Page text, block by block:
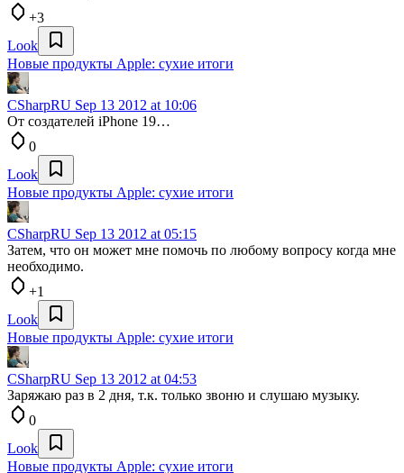
+3
Look
Новые продукты Apple: сухие итоги
CSharpRU Sep 13 2012 at 10:06
От создателей iPhone 19…
0
Look
Новые продукты Apple: сухие итоги
CSharpRU Sep 13 2012 at 05:15
Затем, что он может мне помочь по любому вопросу когда мне
необходимо.
+1
Look
Новые продукты Apple: сухие итоги
CSharpRU Sep 13 2012 at 04:53
Заряжаю раз в 2 дня, т.к. только звоню и слушаю музыку.
0
Look
Новые продукты Apple: сухие итоги